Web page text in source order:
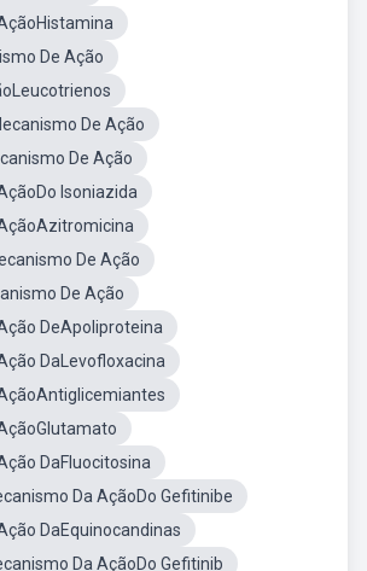
De Ação
De Ação
De Ação
Isoniazida
De Ação
De Ação
DeApoliproteina
DaLevofloxacina
DaFluocitosina
Da AçãoDo Gefitinibe
DaEquinocandinas
Da AçãoDo Gefitinib